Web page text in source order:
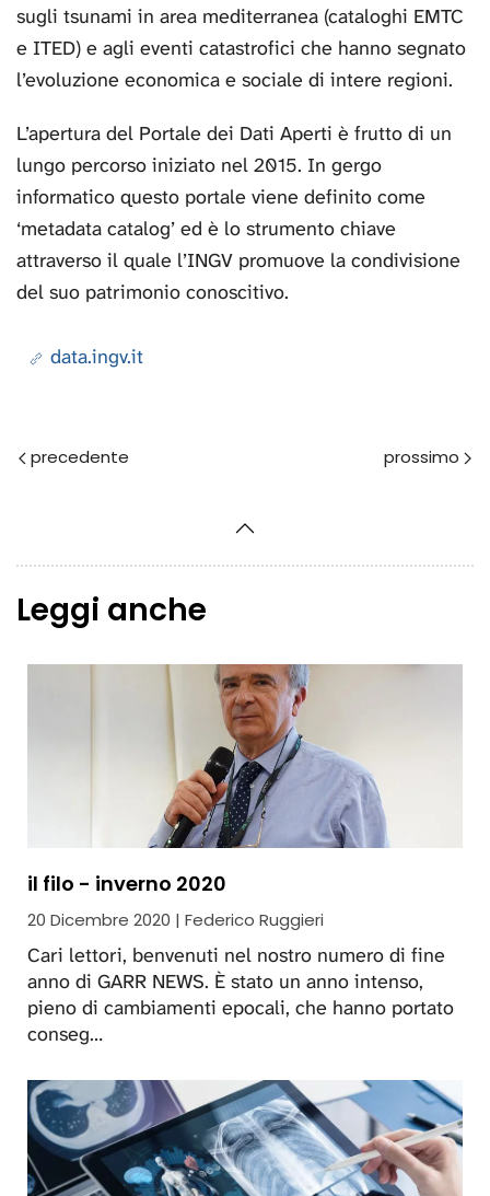
sugli tsunami in area mediterranea (cataloghi EMTC
e ITED) e agli eventi catastrofici che hanno segnato
l’evoluzione economica e sociale di intere regioni.
L’apertura del Portale dei Dati Aperti è frutto di un
lungo percorso iniziato nel 2015. In gergo
informatico questo portale viene definito come
‘metadata catalog’ ed è lo strumento chiave
attraverso il quale l’INGV promuove la condivisione
del suo patrimonio conoscitivo.
data.ingv.it
Leggi anche
il filo - inverno 2020
20 Dicembre 2020 | Federico Ruggieri
Cari lettori, benvenuti nel nostro numero di fine
anno di GARR NEWS. È stato un anno intenso,
pieno di cambiamenti epocali, che hanno portato
conseg…